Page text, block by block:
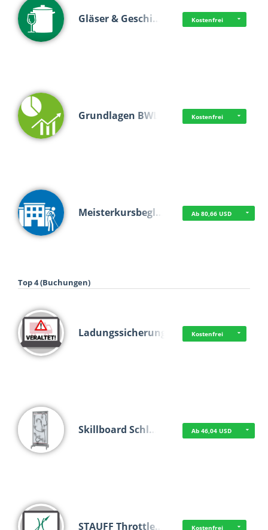
Gläser & Geschi… Kostenfrei
Grundlagen BWL Kostenfrei
Meisterkursbegl… Ab 80,66 USD
Top 4 (Buchungen)
Ladungssicherung Kostenfrei
Skillboard Schl… Ab 46,04 USD
STAUFF Throttle… Kostenfrei